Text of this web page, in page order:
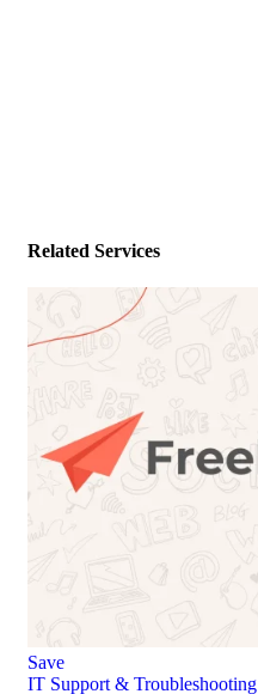
Related Services
Save
IT Support & Troubleshooting